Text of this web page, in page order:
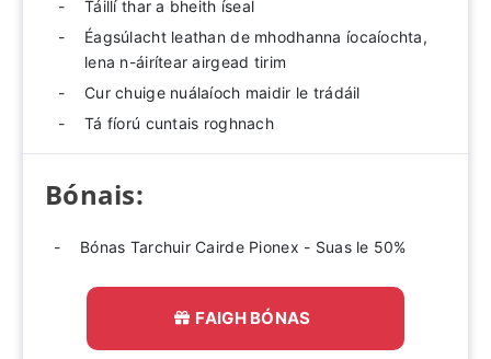
Táillí thar a bheith íseal
Éagsúlacht leathan de mhodhanna íocaíochta,
lena n-áirítear airgead tirim
Cur chuige nuálaíoch maidir le trádáil
Tá fíorú cuntais roghnach
Bónais:
Bónas Tarchuir Cairde Pionex - Suas le 50%
FAIGH BÓNAS